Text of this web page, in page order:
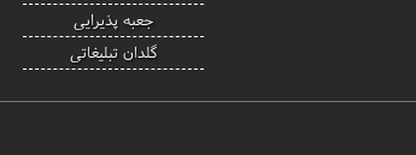
جعبه پذیرایی
گلدان تبلیغاتی